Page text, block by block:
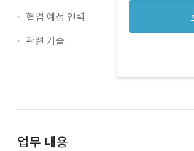
협업 예정 인력
관련 기술
업무 내용